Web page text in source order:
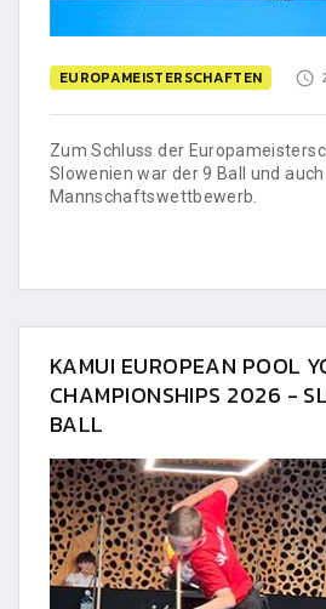
EUROPAMEISTERSCHAFTEN
Zum Schluss der
Slowenien war der 9 Ball und
Mannschaftswettbewerb.
KAMUI EUROPEAN POOL
CHAMPIONSHIPS 2026 -
BALL